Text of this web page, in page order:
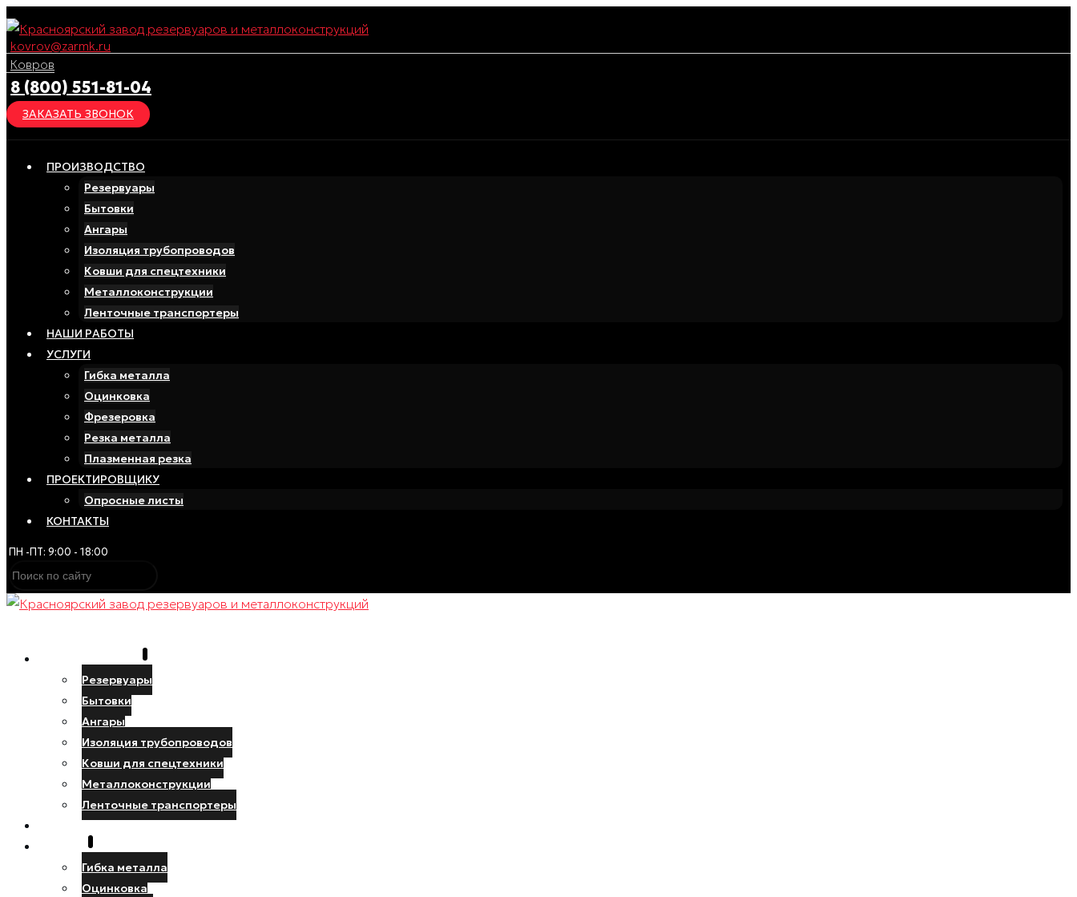
Перейти
содержимому
kovrov@zarmk.ru
Ковров
8 (800) 551-81-04
ЗАКАЗАТЬ ЗВОНОК
ПРОИЗВОДСТВО
Резервуары
Бытовки
Ангары
Изоляция трубопроводов
Ковши для спецтехники
Металлоконструкции
Ленточные транспортеры
НАШИ РАБОТЫ
УСЛУГИ
Гибка металла
Оцинковка
Фрезеровка
Резка металла
Плазменная резка
ПРОЕКТИРОВЩИКУ
Опросные листы
КОНТАКТЫ
ПН -ПТ: 9:00 - 18:00
Резервуары
Бытовки
Ангары
Изоляция трубопроводов
Ковши для спецтехники
Металлоконструкции
Ленточные транспортеры
Гибка металла
Оцинковка